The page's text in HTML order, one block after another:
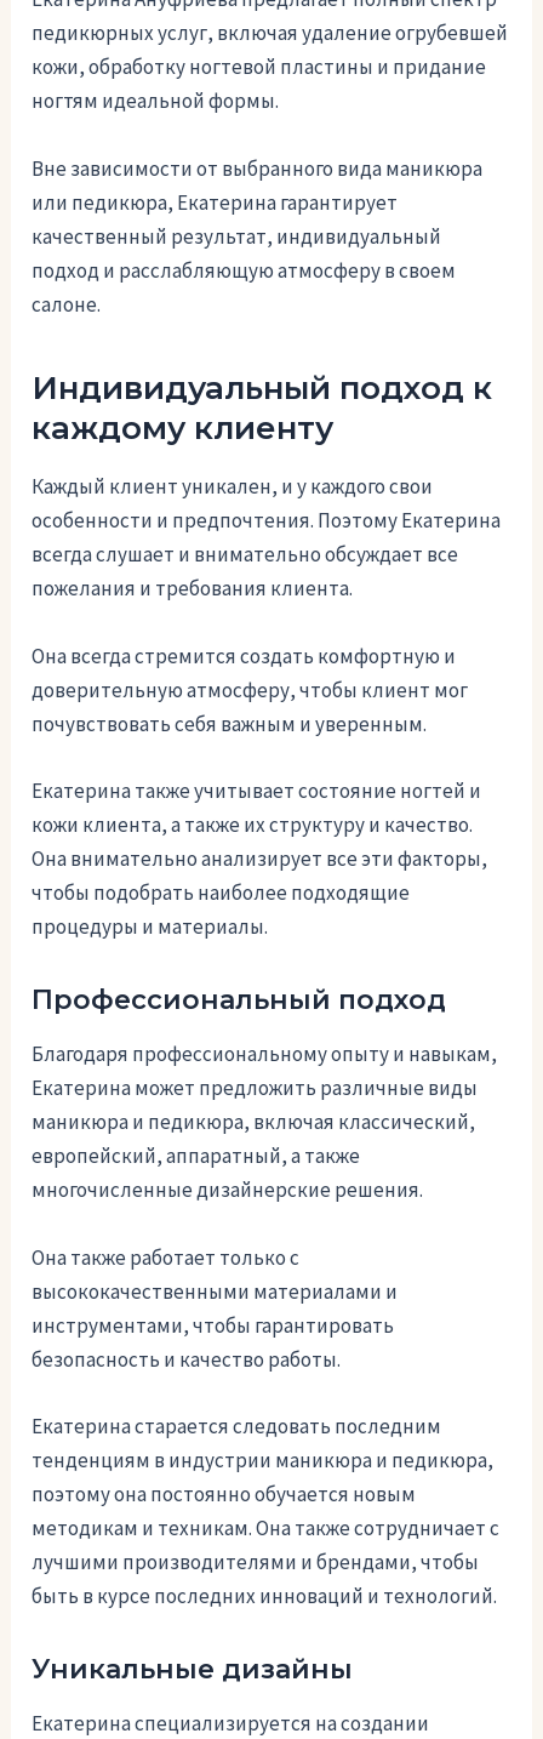
педикюрных услуг, включая удаление огрубевшей
кожи, обработку ногтевой пластины и придание
ногтям идеальной формы.
Вне зависимости от выбранного вида маникюра
или педикюра, Екатерина гарантирует
качественный результат, индивидуальный
подход и расслабляющую атмосферу в своем
салоне.
Индивидуальный подход к
каждому клиенту
Каждый клиент уникален, и у каждого свои
особенности и предпочтения. Поэтому Екатерина
всегда слушает и внимательно обсуждает все
пожелания и требования клиента.
Она всегда стремится создать комфортную и
доверительную атмосферу, чтобы клиент мог
почувствовать себя важным и уверенным.
Екатерина также учитывает состояние ногтей и
кожи клиента, а также их структуру и качество.
Она внимательно анализирует все эти факторы,
чтобы подобрать наиболее подходящие
процедуры и материалы.
Профессиональный подход
Благодаря профессиональному опыту и навыкам,
Екатерина может предложить различные виды
маникюра и педикюра, включая классический,
европейский, аппаратный, а также
многочисленные дизайнерские решения.
Она также работает только с
высококачественными материалами и
инструментами, чтобы гарантировать
безопасность и качество работы.
Екатерина старается следовать последним
тенденциям в индустрии маникюра и педикюра,
поэтому она постоянно обучается новым
методикам и техникам. Она также сотрудничает с
лучшими производителями и брендами, чтобы
быть в курсе последних инноваций и технологий.
Уникальные дизайны
Екатерина специализируется на создании